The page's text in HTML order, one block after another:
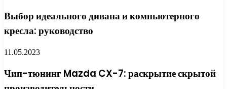
Выбор идеального дивана и компьютерного
кресла: руководство
11.05.2023
Чип-тюнинг Mazda CX-7: раскрытие скрытой